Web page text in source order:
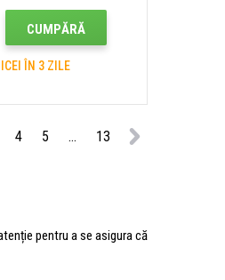
CUMPĂRĂ
ÎN 3 ZILE
4 5 ... 13
pentru a se asigura că